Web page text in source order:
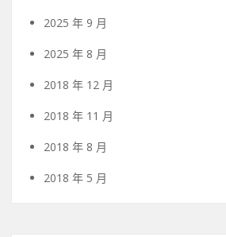
2025 年 9 月
2025 年 8 月
2018 年 12 月
2018 年 11 月
2018 年 8 月
2018 年 5 月